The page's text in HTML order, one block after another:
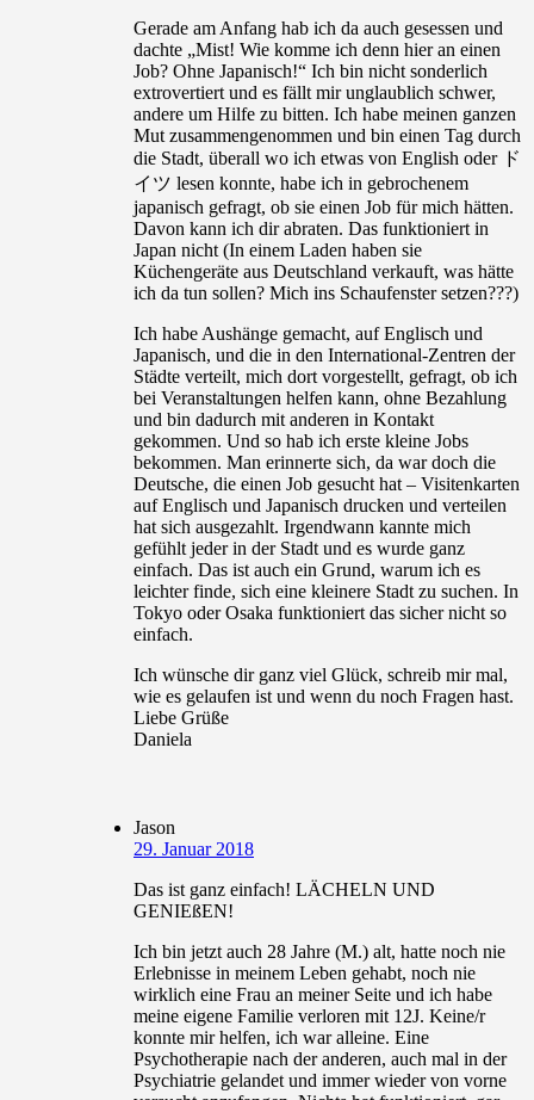
Gerade am Anfang hab ich da auch gesessen und
dachte „Mist! Wie komme ich denn hier an einen
Job? Ohne Japanisch!“ Ich bin nicht sonderlich
extrovertiert und es fällt mir unglaublich schwer,
andere um Hilfe zu bitten. Ich habe meinen ganzen
Mut zusammengenommen und bin einen Tag durch
die Stadt, überall wo ich etwas von English oder ド
イツ lesen konnte, habe ich in gebrochenem
japanisch gefragt, ob sie einen Job für mich hätten.
Davon kann ich dir abraten. Das funktioniert in
Japan nicht (In einem Laden haben sie
Küchengeräte aus Deutschland verkauft, was hätte
ich da tun sollen? Mich ins Schaufenster setzen???)
Ich habe Aushänge gemacht, auf Englisch und
Japanisch, und die in den International-Zentren der
Städte verteilt, mich dort vorgestellt, gefragt, ob ich
bei Veranstaltungen helfen kann, ohne Bezahlung
und bin dadurch mit anderen in Kontakt
gekommen. Und so hab ich erste kleine Jobs
bekommen. Man erinnerte sich, da war doch die
Deutsche, die einen Job gesucht hat – Visitenkarten
auf Englisch und Japanisch drucken und verteilen
hat sich ausgezahlt. Irgendwann kannte mich
gefühlt jeder in der Stadt und es wurde ganz
einfach. Das ist auch ein Grund, warum ich es
leichter finde, sich eine kleinere Stadt zu suchen. In
Tokyo oder Osaka funktioniert das sicher nicht so
einfach.
Ich wünsche dir ganz viel Glück, schreib mir mal,
wie es gelaufen ist und wenn du noch Fragen hast.
Liebe Grüße
Daniela
Jason
29. Januar 2018
Das ist ganz einfach! LÄCHELN UND
GENIEßEN!
Ich bin jetzt auch 28 Jahre (M.) alt, hatte noch nie
Erlebnisse in meinem Leben gehabt, noch nie
wirklich eine Frau an meiner Seite und ich habe
meine eigene Familie verloren mit 12J. Keine/r
konnte mir helfen, ich war alleine. Eine
Psychotherapie nach der anderen, auch mal in der
Psychiatrie gelandet und immer wieder von vorne